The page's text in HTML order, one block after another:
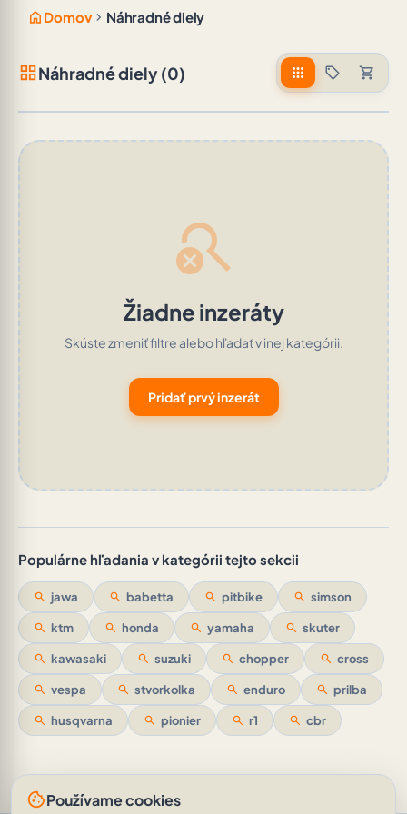
home Domov chevron_right Náhradné diely
grid_viewNáhradné diely (0) apps sell shopping_cart
search_off
Žiadne inzeráty
Skúste zmeniť filtre alebo hľadať v inej kategórii.
Pridať prvý inzerát
Populárne hľadania v kategórii tejto sekcii
search jawa search babetta search pitbike search simson
search ktm search honda search yamaha search skuter
search kawasaki search suzuki search chopper search cross
search vespa search stvorkolka search enduro search prilba
search husqvarna search pionier search r1 search cbr
cookiePoužívame cookies